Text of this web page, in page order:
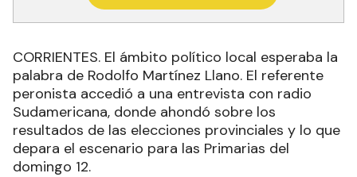
CORRIENTES. El ámbito político local esperaba la
palabra de Rodolfo Martínez Llano. El referente
peronista accedió a una entrevista con radio
Sudamericana, donde ahondó sobre los
resultados de las elecciones provinciales y lo que
depara el escenario para las Primarias del
domingo 12.